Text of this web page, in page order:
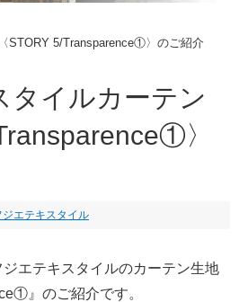
STORY 5/Transparence①〉のご紹介
タイルカーテン
〉
ジエテキスタイル
エテキスタイルのカーテン生地
』のご紹介です。